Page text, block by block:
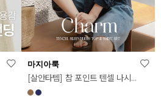
마지아룩
[살안타템] 참 포인트 텐셀 나시 셔츠 세트